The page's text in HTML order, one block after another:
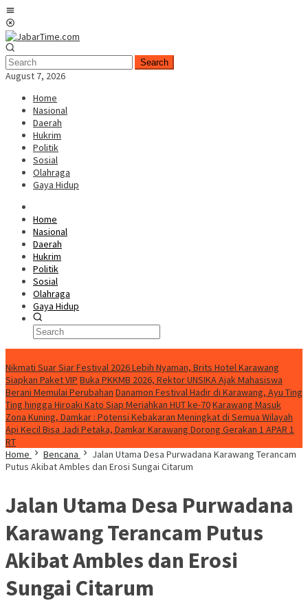
Skip
to
content
Search
August 7, 2026
Home
Nasional
Daerah
Hukrim
Politik
Sosial
Olahraga
Gaya Hidup
Home
Nasional
Daerah
Hukrim
Politik
Sosial
Olahraga
Gaya Hidup
Nikmati Suar Siar Festival 2026 Lebih Nyaman, Brits Hotel Karawang
Siapkan Paket VIP Buka PKKMB 2026, Rektor UNSIKA Ajak Mahasiswa
Berani Memulai Perubahan Danamon Festival Hadir di Karawang, Ayu Ting
Ting hingga Hiroaki Kato Siap Meriahkan HUT ke-70Karawang Masuk
Zona Kuning, Damkar : Potensi Kebakaran Meningkat di Semua Wilayah
Api Kecil Bisa Jadi Petaka, Damkar Karawang Dorong Gerakan 1 APAR 1
RT
Home
Bencana
Jalan Utama Desa Purwadana Karawang Terancam
Putus Akibat Ambles dan Erosi Sungai Citarum
Jalan Utama Desa Purwadana
Karawang Terancam Putus
Akibat Ambles dan Erosi
Sungai Citarum